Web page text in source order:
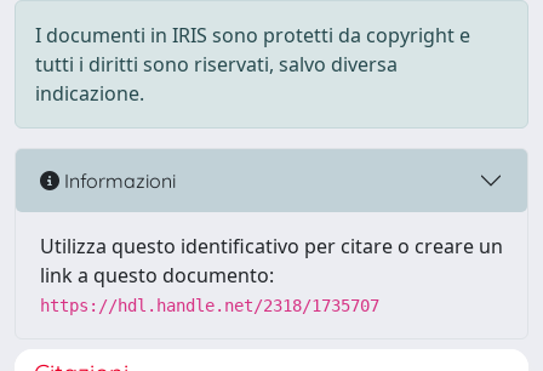
I documenti in IRIS sono protetti da copyright e
tutti i diritti sono riservati, salvo diversa
indicazione.
Informazioni
Utilizza questo identificativo per citare o creare un
link a questo documento:
https://hdl.handle.net/2318/1735707